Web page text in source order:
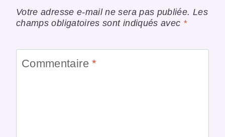
Votre adresse e-mail ne sera pas publiée. Les
champs obligatoires sont indiqués avec *
Commentaire*